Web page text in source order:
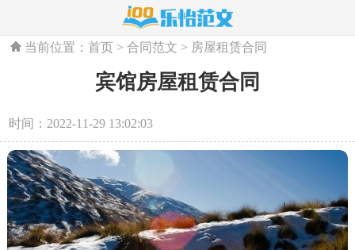
当前位置：首页 >合同范文 > 房屋租赁合同
宾馆房屋租赁合同
时间：2022-11-29 13:02:03